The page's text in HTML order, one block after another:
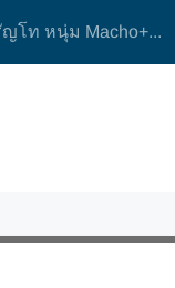
โท หนุ่ม Macho+...